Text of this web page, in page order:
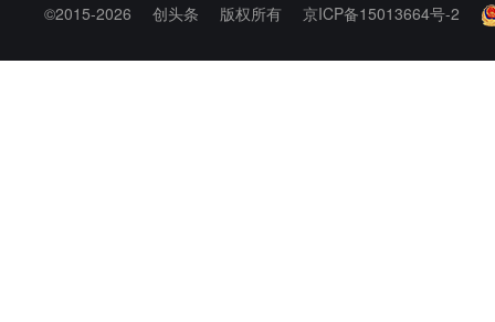
©2015-2026 创头条 版权所有 京ICP备15013664号-2